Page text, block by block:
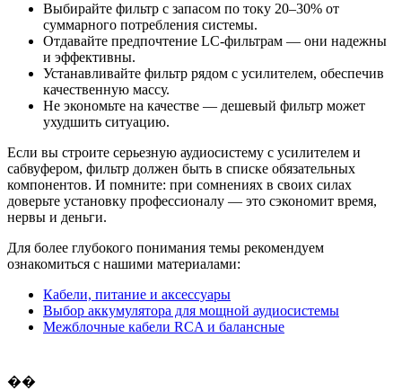
Выбирайте фильтр с запасом по току 20–30% от
суммарного потребления системы.
Отдавайте предпочтение LC-фильтрам — они надежны
и эффективны.
Устанавливайте фильтр рядом с усилителем, обеспечив
качественную массу.
Не экономьте на качестве — дешевый фильтр может
ухудшить ситуацию.
Если вы строите серьезную аудиосистему с усилителем и
сабвуфером, фильтр должен быть в списке обязательных
компонентов. И помните: при сомнениях в своих силах
доверьте установку профессионалу — это сэкономит время,
нервы и деньги.
Для более глубокого понимания темы рекомендуем
ознакомиться с нашими материалами:
Кабели, питание и аксессуары
Выбор аккумулятора для мощной аудиосистемы
Межблочные кабели RCA и балансные
��